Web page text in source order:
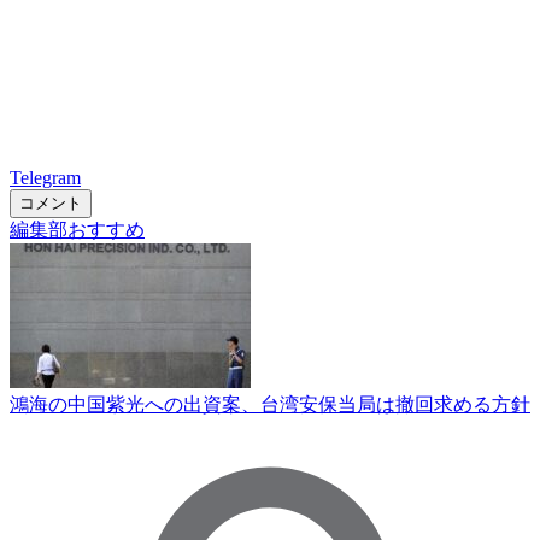
Telegram
コメント
編集部おすすめ
鴻海の中国紫光への出資案、台湾安保当局は撤回求める方針